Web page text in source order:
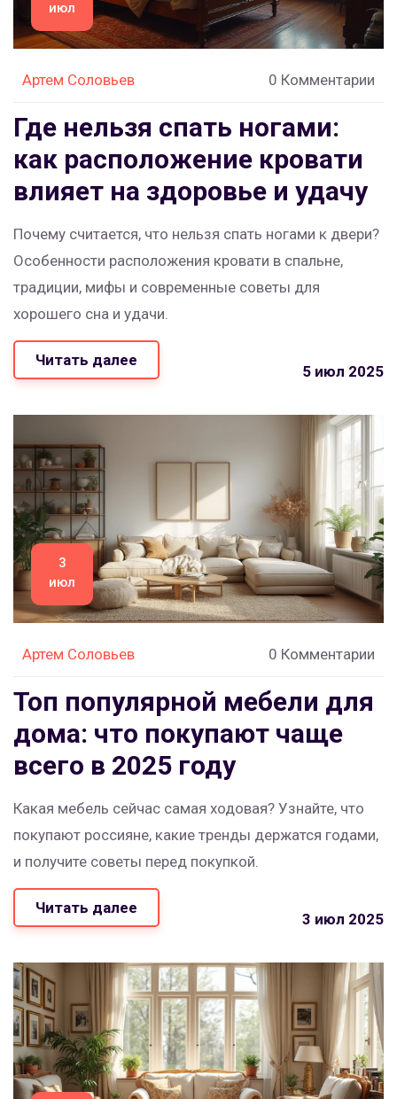
июл
Артем Соловьев 0 Комментарии
Где нельзя спать ногами:
как расположение кровати
влияет на здоровье и удачу
Почему считается, что нельзя спать ногами к двери?
Особенности расположения кровати в спальне,
традиции, мифы и современные советы для
хорошего сна и удачи.
Читать далее
5 июл 2025
3
июл
Артем Соловьев 0 Комментарии
Топ популярной мебели для
дома: что покупают чаще
всего в 2025 году
Какая мебель сейчас самая ходовая? Узнайте, что
покупают россияне, какие тренды держатся годами,
и получите советы перед покупкой.
Читать далее
3 июл 2025